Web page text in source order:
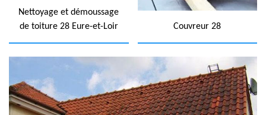
Nettoyage et démoussage
de toiture 28 Eure-et-Loir
Couvreur 28